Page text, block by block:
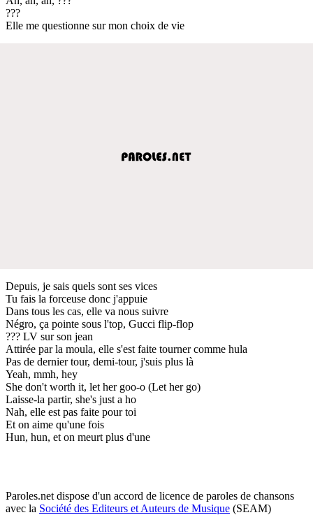
???
Elle me questionne sur mon choix de vie
Depuis, je sais quels sont ses vices
Tu fais la forceuse donc j'appuie
Dans tous les cas, elle va nous suivre
Négro, ça pointe sous l'top, Gucci flip-flop
??? LV sur son jean
Attirée par la moula, elle s'est faite tourner comme hula
Pas de dernier tour, demi-tour, j'suis plus là
Yeah, mmh, hey
She don't worth it, let her goo-o (Let her go)
Laisse-la partir, she's just a ho
Nah, elle est pas faite pour toi
Et on aime qu'une fois
Hun, hun, et on meurt plus d'une
Paroles.net dispose d'un accord de licence de paroles de chansons
avec la Société des Editeurs et Auteurs de Musique (SEAM)